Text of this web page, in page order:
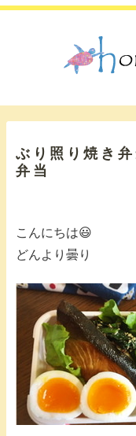
ぶり照り焼き
弁当
こんにちは😃
どんより曇り